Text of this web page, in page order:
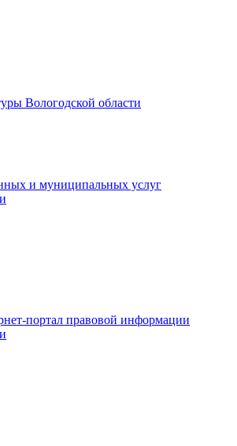
Вологодской области
и муниципальных услуг
портал правовой информации